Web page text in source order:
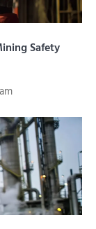
Safety
to